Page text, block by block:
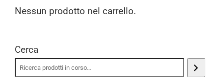
Nessun prodotto nel carrello.
Cerca